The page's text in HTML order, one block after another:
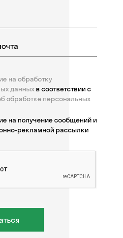
на обработку
данных в соответствии с
обработке персональных
на получение сообщений и
рекламной рассылки